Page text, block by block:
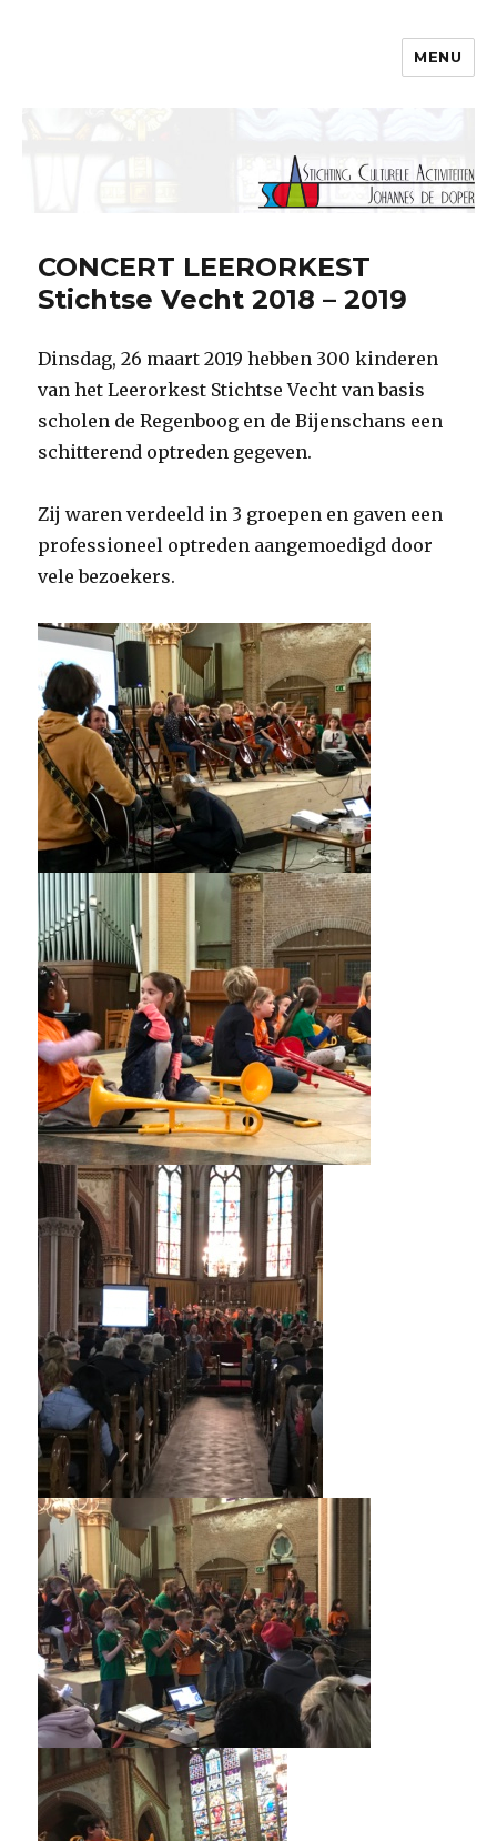
MENU
CONCERT LEERORKEST
Stichtse Vecht 2018 – 2019
Dinsdag, 26 maart 2019 hebben 300 kinderen
van het Leerorkest Stichtse Vecht van basis
scholen de Regenboog en de Bijenschans een
schitterend optreden gegeven.
Zij waren verdeeld in 3 groepen en gaven een
professioneel optreden aangemoedigd door
vele bezoekers.